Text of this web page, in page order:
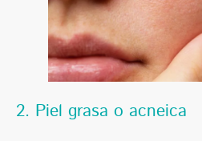
2. Piel grasa o acneica